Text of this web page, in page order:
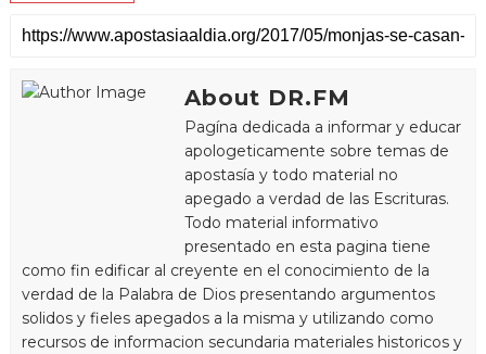
About DR.FM
Pagína dedicada a informar y educar
apologeticamente sobre temas de
apostasía y todo material no
apegado a verdad de las Escrituras.
Todo material informativo
presentado en esta pagina tiene
como fin edificar al creyente en el conocimiento de la
verdad de la Palabra de Dios presentando argumentos
solidos y fieles apegados a la misma y utilizando como
recursos de informacion secundaria materiales historicos y